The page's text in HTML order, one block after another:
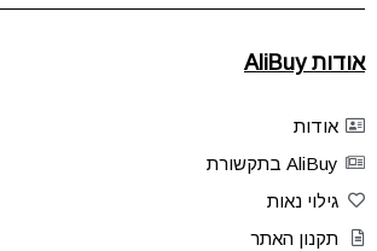
אודות AliBuy
אודות
AliBuy בתקשורת
גילוי נאות
תקנון האתר